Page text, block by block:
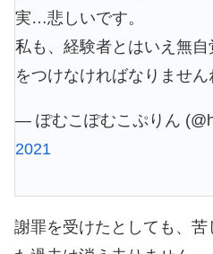
実…悲しいです。
私も、経験者とはいえ無
をつけなければなりません
— ぽむこぽむこぷりん
2021
謝罪を受けたとしても、